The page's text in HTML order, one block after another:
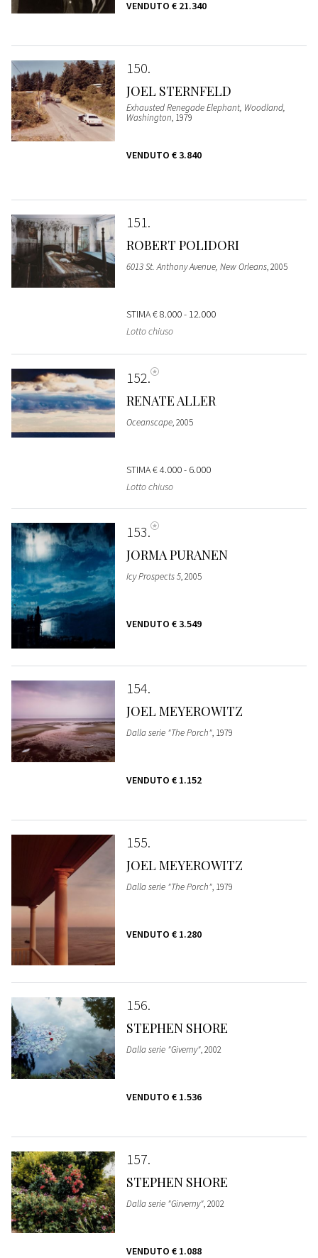
VENDUTO € 21.340
150
JOEL STERNFELD
Exhausted Renegade Elephant, Woodland,
Washington, 1979
VENDUTO € 3.840
151
ROBERT POLIDORI
6013 St. Anthony Avenue, New Orleans, 2005
STIMA€ 8.000 - 12.000
Lotto chiuso
152
RENATE ALLER
Oceanscape, 2005
STIMA€ 4.000 - 6.000
Lotto chiuso
153
JORMA PURANEN
Icy Prospects 5, 2005
VENDUTO € 3.549
154
JOEL MEYEROWITZ
Dalla serie "The Porch", 1979
VENDUTO € 1.152
155
JOEL MEYEROWITZ
Dalla serie "The Porch", 1979
VENDUTO € 1.280
156
STEPHEN SHORE
Dalla serie "Giverny", 2002
VENDUTO € 1.536
157
STEPHEN SHORE
Dalla serie "Girverny", 2002
VENDUTO € 1.088